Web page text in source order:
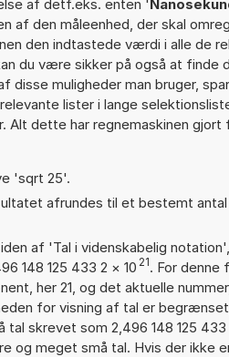
af detf.eks. enten '
af den måleenhed, der skal
den indtastede værdi i alle de
du være sikker på også at finde
disse muligheder man bruger,
lister i lange
Alt dette har regnemaskinen gjort
'sqrt 25'.
afrundes til et bestemt
af 'Tal i videnskabelig
148 125 433 2 × 10 21. For
her 21, og det aktuelle
for visning af tal er
tal skrevet som 2,496 148 125
meget små tal. Hvis der ikke